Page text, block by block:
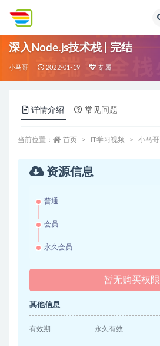
深入Node.js技术栈 | 完结
小马哥 2022-01-19 专属
详情介绍 常见问题
当前位置： 首页 IT学习视频 小马哥
资源信息
普通
会员
永久会员
暂无购买权限
其他信息
有效期 永久有效